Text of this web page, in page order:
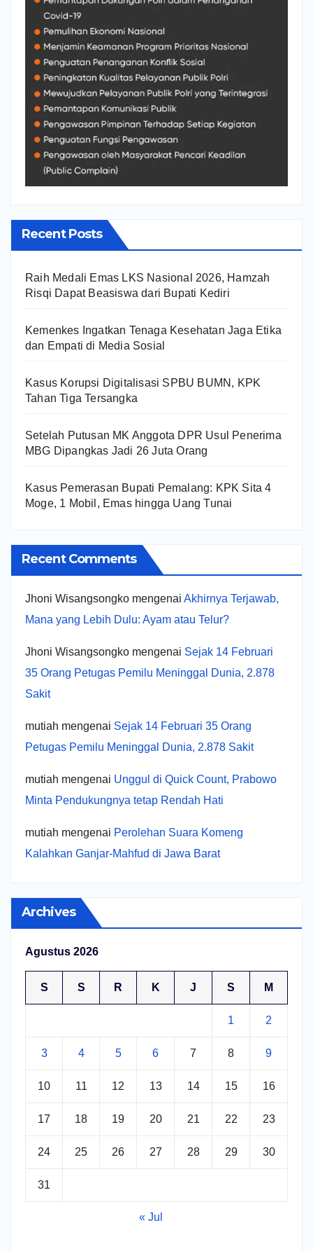
Recent Posts
Raih Medali Emas LKS Nasional 2026, Hamzah
Risqi Dapat Beasiswa dari Bupati Kediri
Kemenkes Ingatkan Tenaga Kesehatan Jaga Etika
dan Empati di Media Sosial
Kasus Korupsi Digitalisasi SPBU BUMN, KPK
Tahan Tiga Tersangka
Setelah Putusan MK Anggota DPR Usul Penerima
MBG Dipangkas Jadi 26 Juta Orang
Kasus Pemerasan Bupati Pemalang: KPK Sita 4
Moge, 1 Mobil, Emas hingga Uang Tunai
Recent Comments
Jhoni Wisangsongko mengenai Akhirnya Terjawab,
Mana yang Lebih Dulu: Ayam atau Telur?
Jhoni Wisangsongko mengenai Sejak 14 Februari
35 Orang Petugas Pemilu Meninggal Dunia, 2.878
Sakit
mutiah mengenai Sejak 14 Februari 35 Orang
Petugas Pemilu Meninggal Dunia, 2.878 Sakit
mutiah mengenai Unggul di Quick Count, Prabowo
Minta Pendukungnya tetap Rendah Hati
mutiah mengenai Perolehan Suara Komeng
Kalahkan Ganjar-Mahfud di Jawa Barat
Archives
Agustus 2026
S S R K J S M
1 2
3 4 5 6 7 8 9
10 11 12 13 14 15 16
17 18 19 20 21 22 23
24 25 26 27 28 29 30
31
« Jul